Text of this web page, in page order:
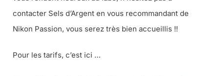
contacter Sels d’Argent en vous recommandant de
Nikon Passion, vous serez très bien accueillis !!
Pour les tarifs, c’est ici …